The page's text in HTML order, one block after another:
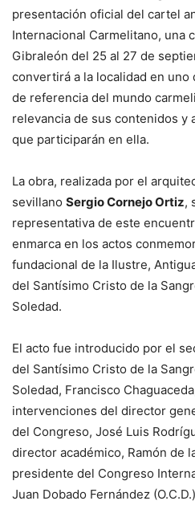
presentación oficial del cartel
Internacional Carmelitano, una
Gibraleón del 25 al 27 de
convertirá a la localidad en
de referencia del mundo
relevancia de sus contenidos
que participarán en ella.
La obra, realizada por el
sevillano Sergio Cornejo Ortiz,
representativa de este
enmarca en los actos
fundacional de la Ilustre,
del Santísimo Cristo de la
Soledad.
El acto fue introducido por el
del Santísimo Cristo de la
Soledad, Francisco
intervenciones del director
del Congreso, José Luis
director académico, Ramón de
presidente del Congreso
Juan Dobado Fernández